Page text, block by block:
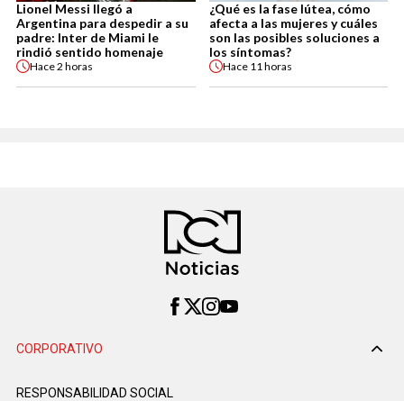
Lionel Messi llegó a
Argentina para despedir a su
padre: Inter de Miami le
rindió sentido homenaje
Hace2 horas
¿Qué es la fase lútea, cómo
afecta a las mujeres y cuáles
son las posibles soluciones a
los síntomas?
Hace 11 horas
CORPORATIVO
RESPONSABILIDAD SOCIAL